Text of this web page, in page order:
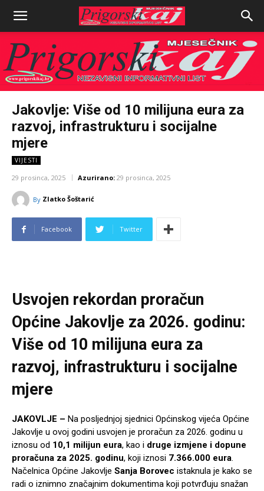
Jakovlje: Više od 10 milijuna eura za
razvoj, infrastrukturu i socijalne
mjere
VIJESTI
29 prosinca, 2025 Azurirano: 29 prosinca, 2025
By Zlatko Šoštarić
Facebook Twitter
Usvojen rekordan proračun
Općine Jakovlje za 2026. godinu:
Više od 10 milijuna eura za
razvoj, infrastrukturu i socijalne
mjere
JAKOVLJE – Na posljednjoj sjednici Općinskog vijeća Općine
Jakovlje u ovoj godini usvojen je proračun za 2026. godinu u
iznosu od 10,1 milijun eura, kao i druge izmjene i dopune
proračuna za 2025. godinu, koji iznosi 7.366.000 eura.
Načelnica Općine Jakovlje Sanja Borovec istaknula je kako se
radi o iznimno značajnim dokumentima koji potvrđuju snažan